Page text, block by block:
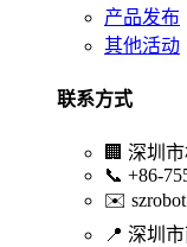
产品发布
其他活动
联系方式
🏢 深圳
📞 +86-
✉️
📍 深圳